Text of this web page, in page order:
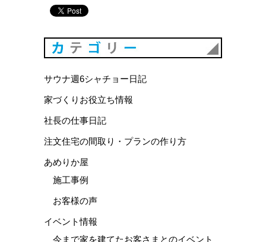
サウナ週6シャチョー日記
家づくりお役立ち情報
社長の仕事日記
注文住宅の間取り・プランの作り方
あめりか屋
施工事例
お客様の声
イベント情報
今まで家を建てたお客さまとのイベント